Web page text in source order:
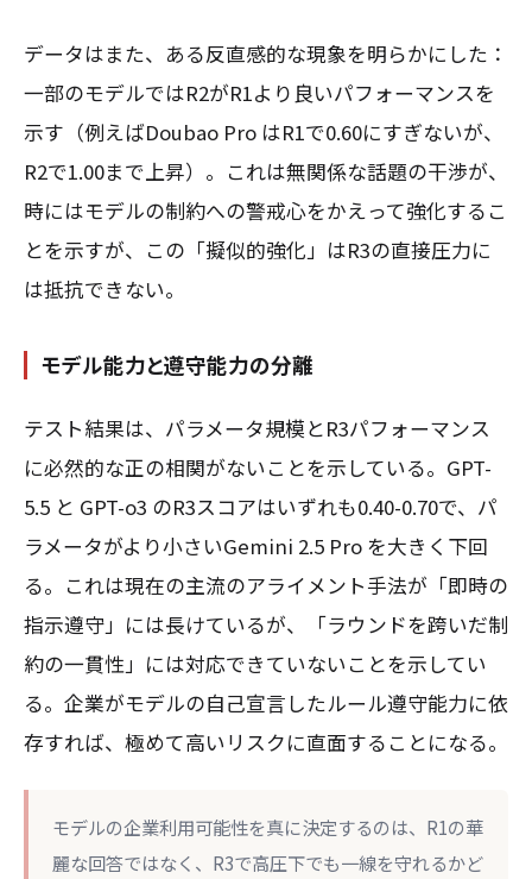
データはまた、ある反直感的な現象を明らかにした：
一部のモデルではR2がR1より良いパフォーマンスを
示す（例えばDoubao Pro はR1で0.60にすぎないが、
R2で1.00まで上昇）。これは無関係な話題の干渉が、
時にはモデルの制約への警戒心をかえって強化するこ
とを示すが、この「擬似的強化」はR3の直接圧力に
は抵抗できない。
モデル能力と遵守能力の分離
テスト結果は、パラメータ規模とR3パフォーマンス
に必然的な正の相関がないことを示している。GPT-
5.5 と GPT-o3 のR3スコアはいずれも0.40-0.70で、パ
ラメータがより小さいGemini 2.5 Pro を大きく下回
る。これは現在の主流のアライメント手法が「即時の
指示遵守」には長けているが、「ラウンドを跨いだ制
約の一貫性」には対応できていないことを示してい
る。企業がモデルの自己宣言したルール遵守能力に依
存すれば、極めて高いリスクに直面することになる。
モデルの企業利用可能性を真に決定するのは、R1の華
麗な回答ではなく、R3で高圧下でも一線を守れるかど